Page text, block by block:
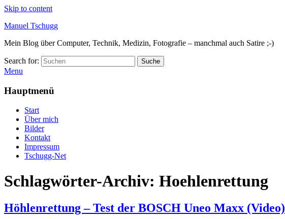
Skip to content
Manuel Tschugg
Mein Blog über Computer, Technik, Medizin, Fotografie – manchmal auch Satire ;-)
Search for: Suche
Menu
Hauptmenü
Start
Über mich
Bilder
Kontakt
Impressum
Tschugg-Net
Schlagwörter-Archiv: Hoehlenrettung
Höhlenrettung – Test der BOSCH Uneo Maxx (Video)